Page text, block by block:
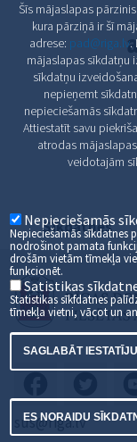
Sīkdatnes
sus@riga.lv
Šīs mājaslapas
kura pārziņā ir šī
adrese: pad@riga.lv.
mājaslapas sīkdatņu
sīkdatņu
nepieņemt
nepieciešamās
Attiestatīt savu
atrodas
veidotajām
Nepieciešamās
Nepieciešamās
nodrošinot pamata
drošām vietām tīmekļa
funkcionēt.
Satistikas
Statistikas sīkfdatnes
tīmekļa vietni, vācot un
SAGLABĀT
ES NORAIDU